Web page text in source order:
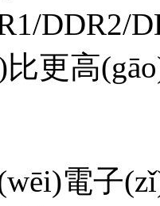
DDR2/
比更高
電子